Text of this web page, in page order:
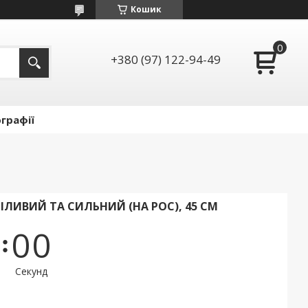
Кошик
+380 (97) 122-94-49
ТА СИЛЬНИЙ (НА РОС), 45 СМ
00
Секунд